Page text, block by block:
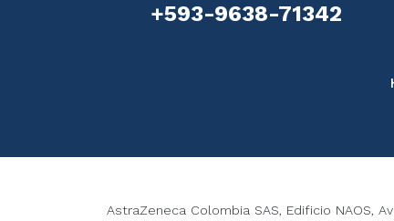
+593-9638-71342
AstraZeneca Colombia SAS, Edificio NAOS,